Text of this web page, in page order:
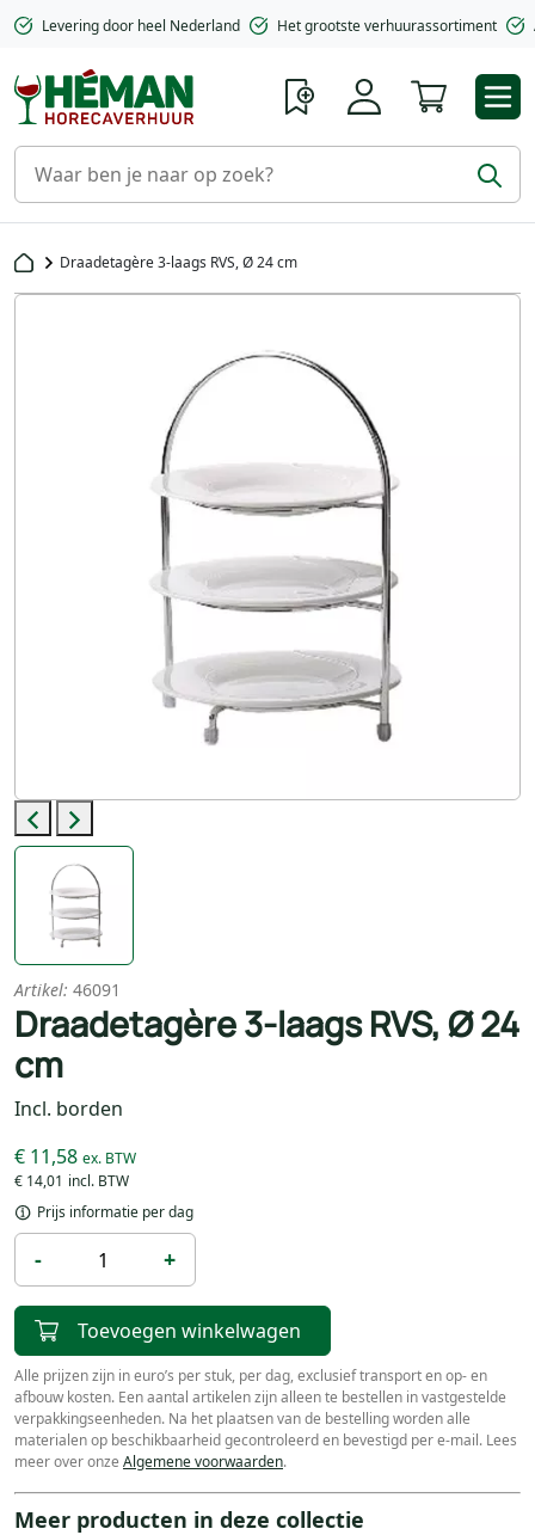
Levering door heel Nederland Het grootste verhuurassortiment
Draadetagère 3-laags RVS, Ø 24 cm
Previous
Next
Artikel: 46091
Draadetagère 3-laags RVS, Ø 24
cm
Incl. borden
€ 14,01
€ 11,58
Prijs informatie per dag
- +
Toevoegen winkelwagen
Alle prijzen zijn in euro’s per stuk, per dag, exclusief transport en op- en
afbouw kosten. Een aantal artikelen zijn alleen te bestellen in vastgestelde
verpakkingseenheden. Na het plaatsen van de bestelling worden alle
materialen op beschikbaarheid gecontroleerd en bevestigd per e-mail. Lees
meer over onze Algemene voorwaarden.
Meer producten in deze collectie